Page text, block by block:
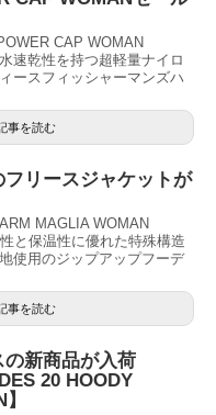
CAP WOMAN
速乾性を持つ超軽量ナイロ
ースフィッシャーマンズハ
事を読む
リースジャケットが
MAGLIA WOMAN
と保温性に優れた特殊構造
使用のジップアップフーデ
事を読む
新商品が入荷
20 HOODY